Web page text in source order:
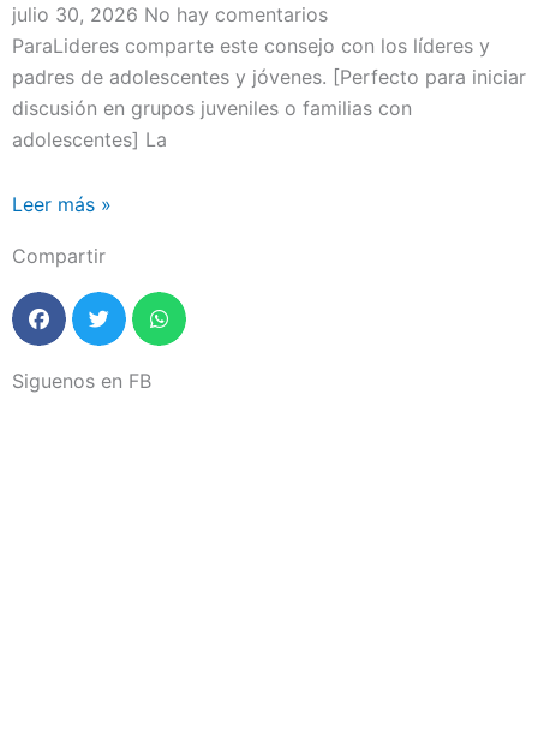
julio 30, 2026 No hay comentarios
ParaLideres comparte este consejo con los líderes y
padres de adolescentes y jóvenes. [Perfecto para iniciar
discusión en grupos juveniles o familias con
adolescentes] La
Leer más »
Compartir
Siguenos en FB